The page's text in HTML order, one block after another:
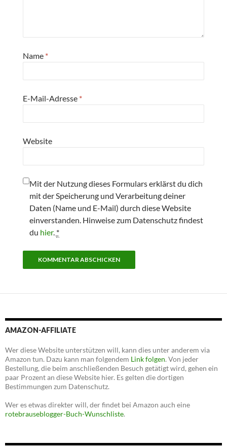
Name *
E-Mail-Adresse *
Website
Mit der Nutzung dieses Formulars erklärst du dich
mit der Speicherung und Verarbeitung deiner
Daten (Name und E-Mail) durch diese Website
einverstanden. Hinweise zum Datenschutz findest
du hier. *
AMAZON-AFFILIATE
Wer diese Website unterstützen will, kann dies unter anderem via
Amazon tun. Dazu kann man folgendem Link folgen. Von jeder
Bestellung, die beim anschließenden Besuch getätigt wird, gehen ein
paar Prozent an diese Website hier. Es gelten die dortigen
Bestimmungen zum Datenschutz.
Wer es etwas direkter will, der findet bei Amazon auch eine
rotebrauseblogger-Buch-Wunschliste.